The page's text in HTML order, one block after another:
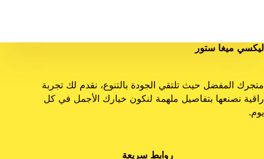
ليكسي ميغا ستور
متجرك المفضل حيث تلتقي الجودة بالتنوع، نقدم لك تجربة
راقية نصنعها بتفاصيل ملهمة لنكون خيارك الأجمل في كل
يوم.